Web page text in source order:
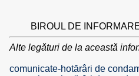
BIROUL DE
Alte legături de la această
comunicate-hotărâri de